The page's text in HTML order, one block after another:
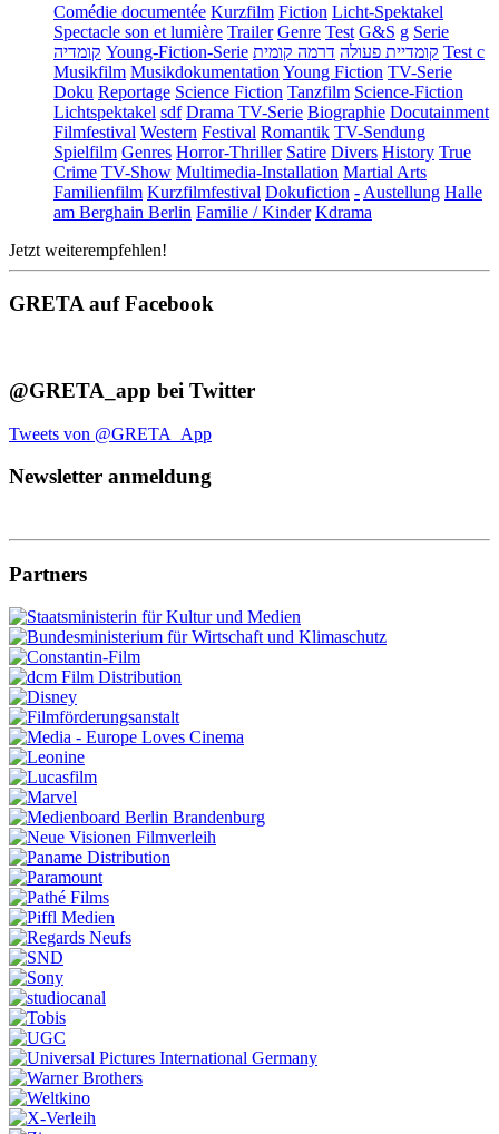
Comédie documentée Kurzfilm Fiction Licht-Spektakel
Spectacle son et lumière Trailer Genre Test G&S g Serie
קומדיה Young-Fiction-Serie קומדיית פעולה דרמה קומית
Test c
Musikfilm Musikdokumentation Young Fiction TV-Serie
Doku Reportage Science Fiction Tanzfilm Science-Fiction
Lichtspektakel sdf Drama TV-Serie Biographie Docutainment
Filmfestival Western Festival Romantik TV-Sendung
Spielfilm Genres Horror-Thriller Satire Divers History True
Crime TV-Show Multimedia-Installation Martial Arts
Familienfilm Kurzfilmfestival Dokufiction - Austellung Halle
am Berghain Berlin Familie / Kinder Kdrama
Jetzt weiterempfehlen!
GRETA auf Facebook
@GRETA_app bei Twitter
Tweets von @GRETA_App
Newsletter anmeldung
Partners